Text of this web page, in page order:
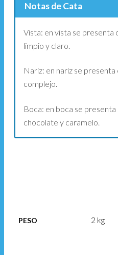
Notas de Cata
Vista: en vista se presenta
limpio y claro.
Nariz: en nariz se
complejo.
Boca: en boca se
chocolate y caramelo.
PESO 2 kg